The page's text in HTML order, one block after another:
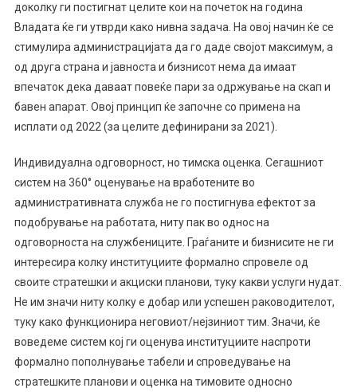
доколку ги постигнат целите кои на почеток на година
Владата ќе ги утврди како нивна задача. На овој начин ќе се
стимулира администрацијата да го даде својот максимум, а
од друга страна и јавноста и бизнисот нема да имаат
впечаток дека даваат повеќе пари за одржување на скап и
бавен апарат. Овој принцип ќе започне со примена на
исплати од 2022 (за целите дефинирани за 2021).
Индивидуална одговорност, но тимска оценка. Сегашниот
систем на 360° оценување на вработените во
административната служба не го постигнува ефектот за
подобрување на работата, ниту пак во однос на
одговорноста на службениците. Граѓаните и бизнисите не ги
интересира колку институциите формално спровеле од
своите стратешки и акциски планови, туку какви услуги нудат.
Не им значи ниту колку е добар или успешен раководителот,
туку како функционира неговиот/нејзиниот тим. Значи, ќе
воведеме систем кој ги оценува институциите наспроти
формално пополнување табели и спроведување на
стратешките планови и оценка на тимовите односно